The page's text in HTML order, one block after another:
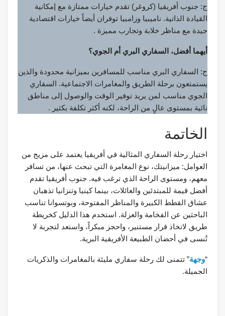
ج: جنوب أفريقيا (كروغر) تقدم خيارات ممتازة مع إمكانية
القيادة الذاتية. ناميبيا وزامبيا توفران أيضاً خيارات اقتصادية
جيدة مع مناظر خلابة وتجارب مميزة .
أيهما أفضل، السفاري البري أم الجوي؟
ج: السفاري البري مناسب للمسافرين بميزانية محدودة والذين
يستمتعون برحلة الطريق والمغامرات الاجتماعية. السفاري
الجوي مناسب لمن يريد توفير الوقت والوصول إلى مناطق
نائية بمستوى عالٍ من الراحة، لكنه أكثر تكلفة بكثير .
الخاتمة
اختيار رحلة السفاري المثالية في أفريقيا يعتمد على مزيج من
العوامل: ميزانيتك، نوع المغامرة التي تبحث عنها، من تسافر
معهم، ومستوى الراحة الذي ترغب فيه. جنوب أفريقيا تقدم
أفضل قيمة للمبتدئين والعائلات، بينما كينيا وتنزانيا تذهبان
عشاق القطط الكبيرة والمناظر المفتوحة، وبوتسوانا تناسب
الباحثين عن الفخامة والعزلة. استخدم هذا الدليل كخريطة
طريق لاتخاذ قرار مستنير، واحجز مبكراً، واستعد لتجربة لا
تُنسى في أحضان الطبيعة الأفريقية البرية.
“وجهة” تتمنى لك رحلة سفاري مليئة بالمغامرات والذكريات
الجميلة.